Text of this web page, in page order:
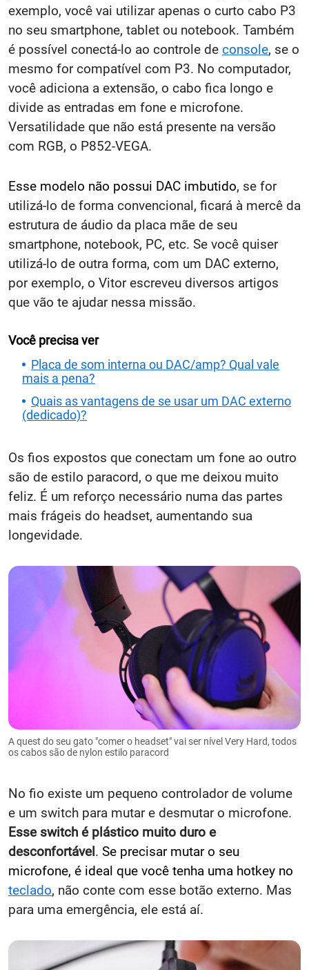
exemplo, você vai utilizar apenas o curto cabo P3
no seu smartphone, tablet ou notebook. Também
é possível conectá-lo ao controle de console, se o
mesmo for compatível com P3. No computador,
você adiciona a extensão, o cabo fica longo e
divide as entradas em fone e microfone.
Versatilidade que não está presente na versão
com RGB, o P852-VEGA.
Esse modelo não possui DAC imbutido, se for
utilizá-lo de forma convencional, ficará à mercê da
estrutura de áudio da placa mãe de seu
smartphone, notebook, PC, etc. Se você quiser
utilizá-lo de outra forma, com um DAC externo,
por exemplo, o Vitor escreveu diversos artigos
que vão te ajudar nessa missão.
Você precisa ver
Placa de som interna ou DAC/amp? Qual vale
mais a pena?
Quais as vantagens de se usar um DAC externo
(dedicado)?
Os fios expostos que conectam um fone ao outro
são de estilo paracord, o que me deixou muito
feliz. É um reforço necessário numa das partes
mais frágeis do headset, aumentando sua
longevidade.
A quest do seu gato "comer o headset" vai ser nível Very Hard, todos
os cabos são de nylon estilo paracord
No fio existe um pequeno controlador de volume
e um switch para mutar e desmutar o microfone.
Esse switch é plástico muito duro e
desconfortável. Se precisar mutar o seu
microfone, é ideal que você tenha uma hotkey no
teclado, não conte com esse botão externo. Mas
para uma emergência, ele está aí.